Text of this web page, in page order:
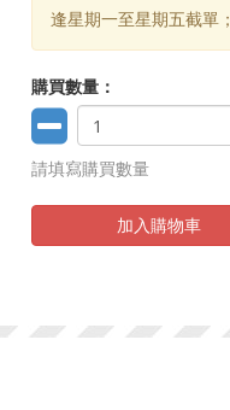
逢星期一至星期五截單
購買數量：
請填寫購買數量
加入購物車